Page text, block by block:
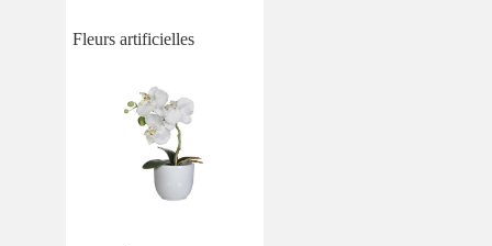
Fleurs artificielles